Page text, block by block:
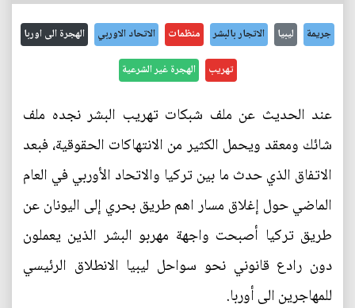
جريمة ليبيا الاتجار بالبشر منظمات الاتحاد الاوربي الهجرة الى اوربا
تهريب الهجرة غير الشرعية
عند الحديث عن ملف شبكات تهريب البشر نجده ملف
شائك ومعقد ويحمل الكثير من الانتهاكات الحقوقية، فبعد
الاتفاق الذي حدث ما بين تركيا والاتحاد الأوربي في العام
الماضي حول إغلاق مسار اهم طريق بحري إلى اليونان عن
طريق تركيا أصبحت واجهة مهربو البشر الذين يعملون
دون رادع قانوني نحو سواحل ليبيا الانطلاق الرئيسي
للمهاجرين الى أوربا.